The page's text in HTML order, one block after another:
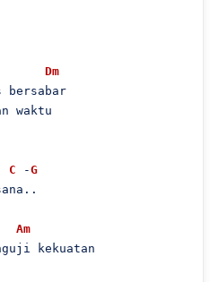
Dm
bersabar
waktu
C -G
Am
kekuatan